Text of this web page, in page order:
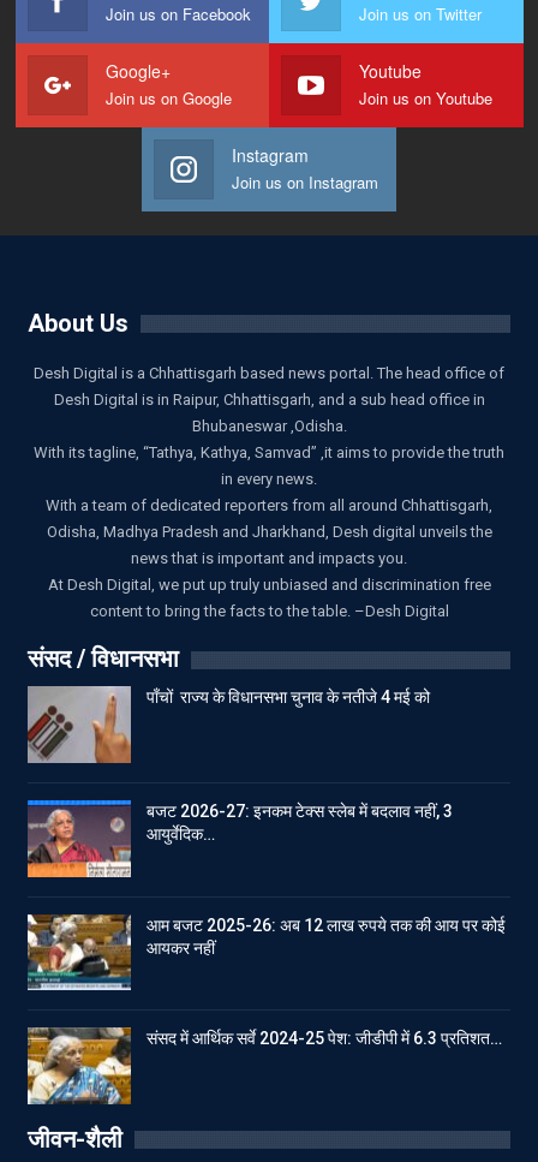
Join us on Facebook Join us on Twitter
Google+
Join us on Google
Youtube
Join us on Youtube
Instagram
Join us on Instagram
About Us
Desh Digital is a Chhattisgarh based news portal. The head office of
Desh Digital is in Raipur, Chhattisgarh, and a sub head office in
Bhubaneswar ,Odisha.
With its tagline, “Tathya, Kathya, Samvad” ,it aims to provide the truth
in every news.
With a team of dedicated reporters from all around Chhattisgarh,
Odisha, Madhya Pradesh and Jharkhand, Desh digital unveils the
news that is important and impacts you.
At Desh Digital, we put up truly unbiased and discrimination free
content to bring the facts to the table. –Desh Digital
संसद / विधानसभा
पाँचों राज्य के विधानसभा चुनाव के नतीजे 4 मई को
बजट 2026-27: इनकम टेक्स स्लेब में बदलाव नहीं, 3
आयुर्वेदिक…
आम बजट 2025-26: अब 12 लाख रुपये तक की आय पर कोई
आयकर नहीं
संसद में आर्थिक सर्वे 2024-25 पेश: जीडीपी में 6.3 प्रतिशत…
जीवन-शैली